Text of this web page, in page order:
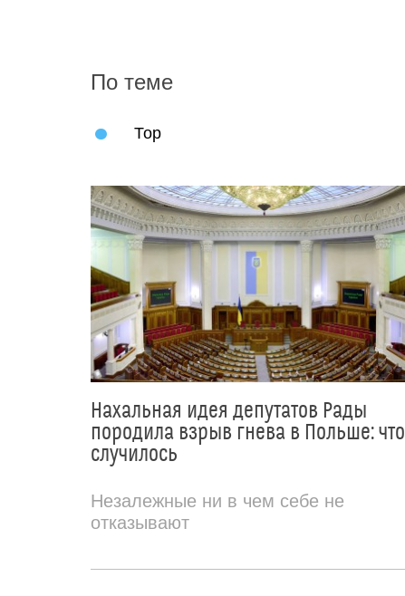
По теме
Тор
Нахальная идея депутатов Рады
породила взрыв гнева в Польше: что
случилось
Незалежные ни в чем себе не
отказывают